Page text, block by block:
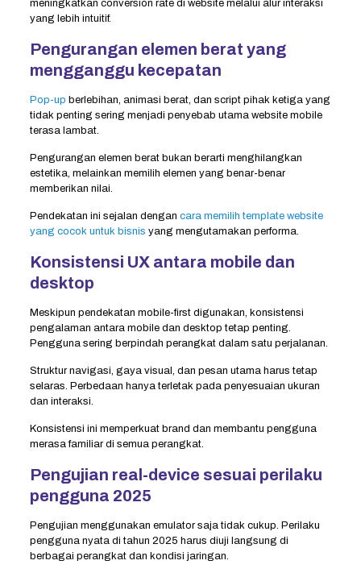
meningkatkan conversion rate di website melalui alur interaksi
yang lebih intuitif.
Pengurangan elemen berat yang
mengganggu kecepatan
Pop-up berlebihan, animasi berat, dan script pihak ketiga yang
tidak penting sering menjadi penyebab utama website mobile
terasa lambat.
Pengurangan elemen berat bukan berarti menghilangkan
estetika, melainkan memilih elemen yang benar-benar
memberikan nilai.
Pendekatan ini sejalan dengan cara memilih template website
yang cocok untuk bisnis yang mengutamakan performa.
Konsistensi UX antara mobile dan
desktop
Meskipun pendekatan mobile-first digunakan, konsistensi
pengalaman antara mobile dan desktop tetap penting.
Pengguna sering berpindah perangkat dalam satu perjalanan.
Struktur navigasi, gaya visual, dan pesan utama harus tetap
selaras. Perbedaan hanya terletak pada penyesuaian ukuran
dan interaksi.
Konsistensi ini memperkuat brand dan membantu pengguna
merasa familiar di semua perangkat.
Pengujian real-device sesuai perilaku
pengguna 2025
Pengujian menggunakan emulator saja tidak cukup. Perilaku
pengguna nyata di tahun 2025 harus diuji langsung di
berbagai perangkat dan kondisi jaringan.